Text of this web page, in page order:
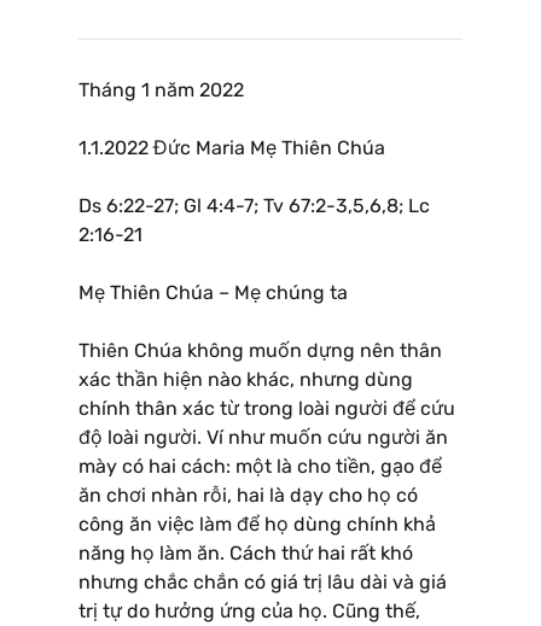
Tháng 1 năm 2022
1.1.2022 Đức Maria Mẹ Thiên Chúa
Ds 6:22-27; Gl 4:4-7; Tv 67:2-3,5,6,8; Lc
2:16-21
Mẹ Thiên Chúa – Mẹ chúng ta
Thiên Chúa không muốn dựng nên thân
xác thần hiện nào khác, nhưng dùng
chính thân xác từ trong loài người để cứu
độ loài người. Ví như muốn cứu người ăn
mày có hai cách: một là cho tiền, gạo để
ăn chơi nhàn rỗi, hai là dạy cho họ có
công ăn việc làm để họ dùng chính khả
năng họ làm ăn. Cách thứ hai rất khó
nhưng chắc chắn có giá trị lâu dài và giá
trị tự do hưởng ứng của họ. Cũng thế,